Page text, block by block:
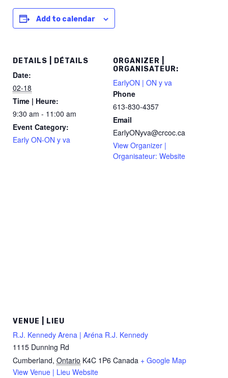
Add to calendar
DETAILS | DÉTAILS
Date:
02-18
Time | Heure:
9:30 am - 11:00 am
Event Category:
Early ON-ON y va
ORGANIZER |
ORGANISATEUR:
EarlyON | ON y va
Phone
613-830-4357
Email
EarlyONyva@crcoc.ca
View Organizer |
Organisateur: Website
VENUE | LIEU
R.J. Kennedy Arena | Aréna R.J. Kennedy
1115 Dunning Rd
Cumberland, Ontario K4C 1P6 Canada + Google Map
View Venue | Lieu Website